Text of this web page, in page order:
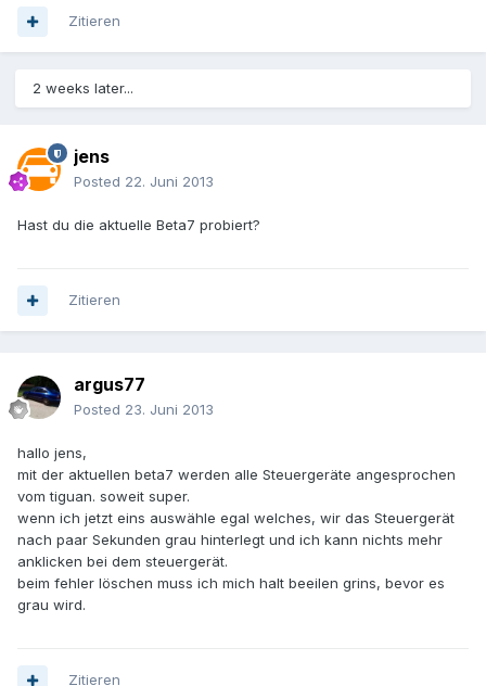
Zitieren
2 weeks later...
jens
Posted 22. Juni 2013
Hast du die aktuelle Beta7 probiert?
Zitieren
argus77
Posted 23. Juni 2013
hallo jens,
mit der aktuellen beta7 werden alle Steuergeräte angesprochen
vom tiguan. soweit super.
wenn ich jetzt eins auswähle egal welches, wir das Steuergerät
nach paar Sekunden grau hinterlegt und ich kann nichts mehr
anklicken bei dem steuergerät.
beim fehler löschen muss ich mich halt beeilen grins, bevor es
grau wird.
Zitieren